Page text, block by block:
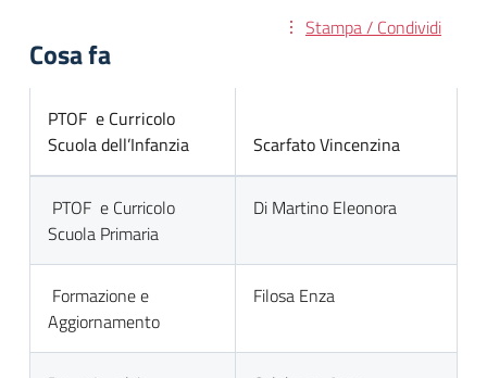
Stampa / Condividi
Cosa fa
PTOF e Curricolo
Scuola dell’Infanzia
Scarfato Vincenzina
PTOF e Curricolo
Scuola Primaria
Di Martino Eleonora
Formazione e
Aggiornamento
Filosa Enza